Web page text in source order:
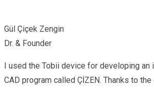
Gül Çiçek Zengin
Dr. & Founder
I used the Tobii device for developing an
CAD program called ÇİZEN. Thanks to